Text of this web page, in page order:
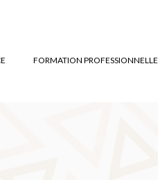
FORMATION PROFESSIONNELLE